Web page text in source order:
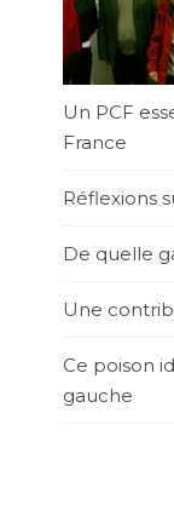
Un PCF
France
Réflexions
De quelle
Une
Ce poison
gauche